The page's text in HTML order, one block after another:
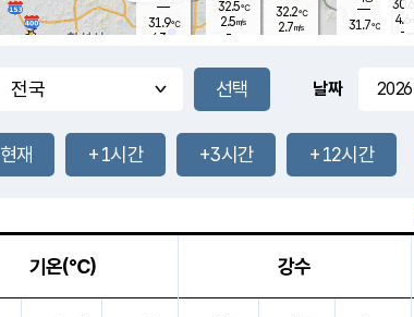
-mm
-mm
32.2℃
2.7m/s
31.1
℃
32.3℃
2.2m/s
-mm
31.7℃
30.6
4.6
- mm
-mm
32.5℃
2.5m/s
-
31.9℃
4.3 m/s
날짜
현재 +1시간 +3시간 +12시간
기온(℃) 강수